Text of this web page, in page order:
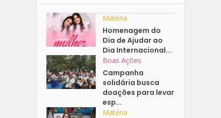
Matéria
Homenagem do
Dia de Ajudar ao
Dia Internacional...
Boas Ações
Campanha
solidária busca
doações para levar
esp...
Matéria